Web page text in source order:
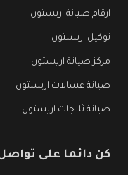
ارقام صيانة اريستون
توكيل اريستون
مركز صيانة اريستون
صيانة غسالات اريستون
صيانة ثلاجات اريستون
كن دائما على